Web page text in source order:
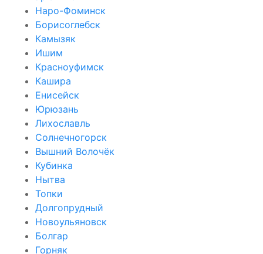
Наро-Фоминск
Борисоглебск
Камызяк
Ишим
Красноуфимск
Кашира
Енисейск
Юрюзань
Лихославль
Солнечногорск
Вышний Волочёк
Кубинка
Нытва
Топки
Долгопрудный
Новоульяновск
Болгар
Горняк